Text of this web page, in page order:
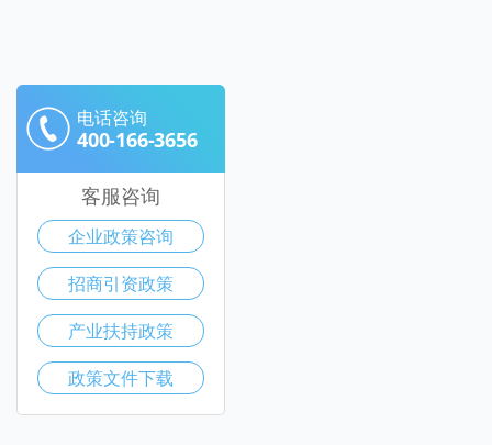
电话咨询
400-166-3656
客服咨询
企业政策咨询
招商引资政策
产业扶持政策
政策文件下载